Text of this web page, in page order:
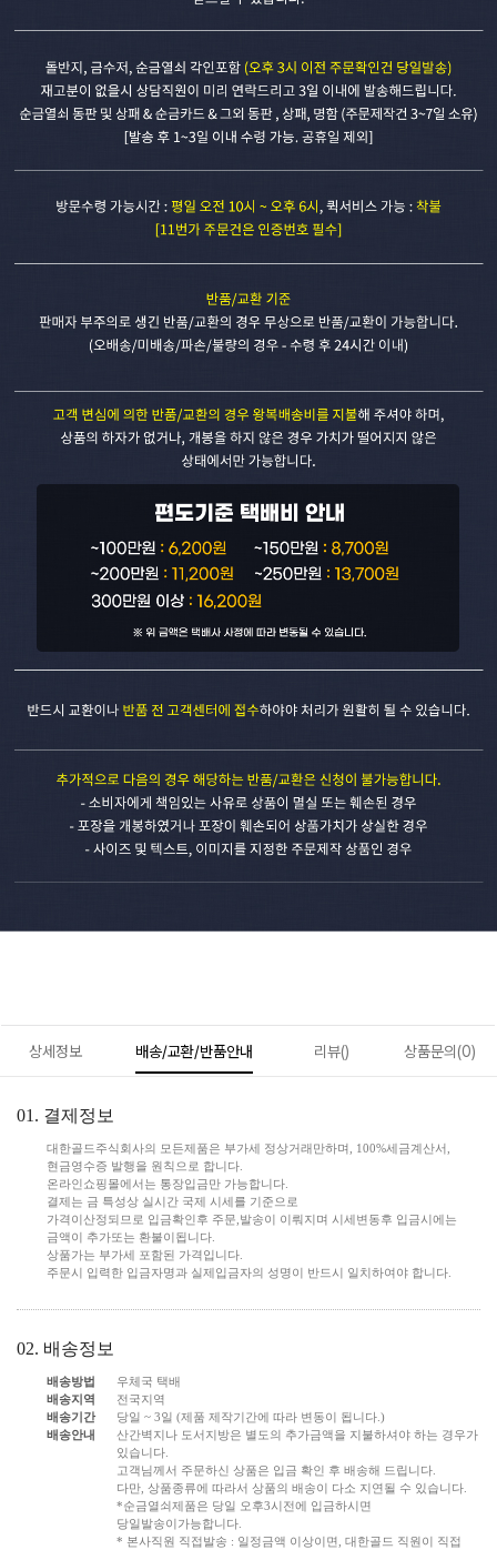
상세정보 배송/교환/반품안내 리뷰() 상품문의(0)
01. 결제정보
대한골드주식회사의 모든제품은 부가세 정상거래만하며, 100%세금계산서,
현금영수증 발행을 원칙으로 합니다.
온라인쇼핑몰에서는 통장입금만 가능합니다.
결제는 금 특성상 실시간 국제 시세를 기준으로
가격이산정되므로 입금확인후 주문,발송이 이뤄지며 시세변동후 입금시에는
금액이 추가또는 환불이됩니다.
상품가는 부가세 포함된 가격입니다.
주문시 입력한 입금자명과 실제입금자의 성명이 반드시 일치하여야 합니다.
02. 배송정보
배송방법
우체국 택배
배송지역
전국지역
배송기간
당일 ~ 3일 (제품 제작기간에 따라 변동이 됩니다.)
배송안내
산간벽지나 도서지방은 별도의 추가금액을 지불하셔야 하는 경우가
있습니다.
고객님께서 주문하신 상품은 입금 확인 후 배송해 드립니다.
다만, 상품종류에 따라서 상품의 배송이 다소 지연될 수 있습니다.
*순금열쇠제품은 당일 오후3시전에 입금하시면
당일발송이가능합니다.
* 본사직원 직접발송 : 일정금액 이상이면, 대한골드 직원이 직접